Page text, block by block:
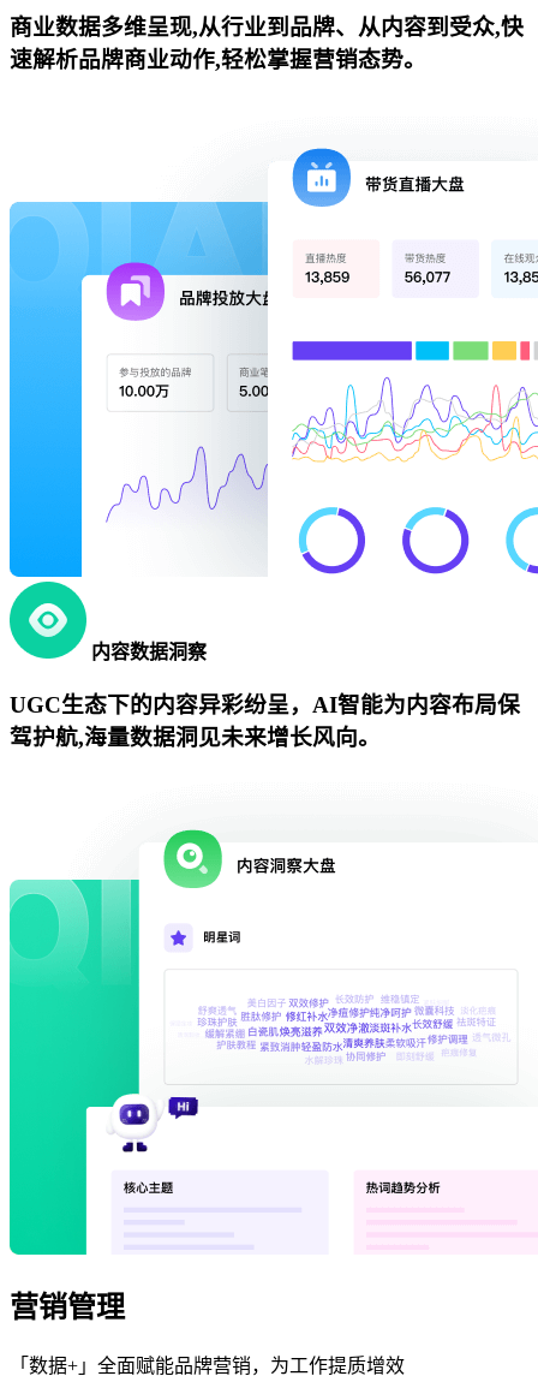
商业数据多维呈现,从行业到品牌、从内容到受众,快
速解析品牌商业动作,轻松掌握营销态势。
内容数据洞察
UGC生态下的内容异彩纷呈，AI智能为内容布局保
驾护航,海量数据洞见未来增长风向。
营销管理
「数据+」全面赋能品牌营销，为工作提质增效